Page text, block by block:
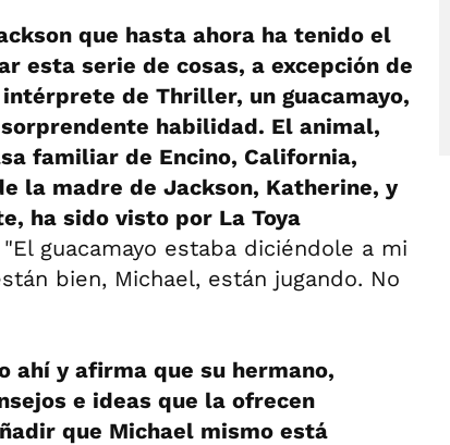
que hasta ahora ha tenido el
esta serie de cosas, a excepción de
de Thriller, un guacamayo,
habilidad. El animal,
familiar de Encino, California,
la madre de Jackson, Katherine, y
ha sido visto por La Toya
"El guacamayo estaba diciéndole a mi
bien, Michael, están jugando. No
ahí y afirma que su hermano,
e ideas que la ofrecen
que Michael mismo está